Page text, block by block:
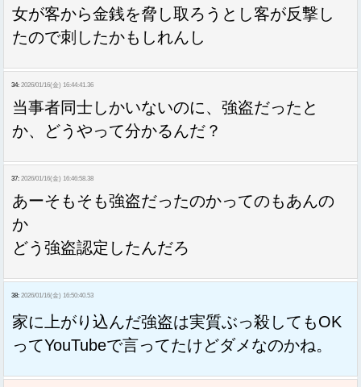
女が客から金銭を脅し取ろうとし客が反撃し
たので刺したかもしれんし
34: 2026/01/16(金) 16:44:41.36
当事者同士しかいないのに、強盗だったと
か、どうやって分かるんだ？
37: 2026/01/16(金) 16:46:58.38
あーそもそも強盗だったのかってのもあんの
か
どう強盗認定したんだろ
38: 2026/01/16(金) 16:50:40.53
家に上がり込んだ強盗は実質ぶっ殺してもOK
ってYouTubeで言ってたけどダメなのかね。